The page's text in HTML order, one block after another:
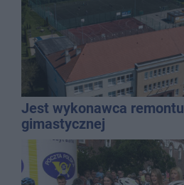
Jest wykonawca
gimastycznej